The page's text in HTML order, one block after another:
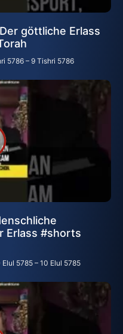
göttliche Erlass
5786 – 9 Tishri 5786
Erlass #shorts
5785 – 10 Elul 5785